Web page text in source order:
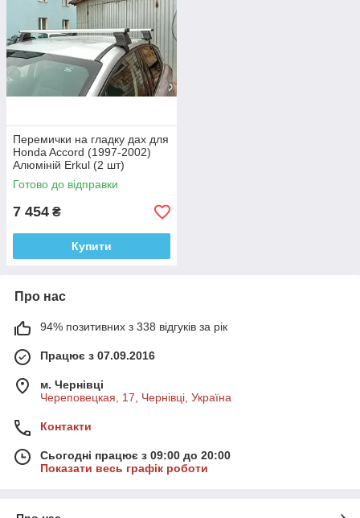
Перемички на гладку дах для
Honda Accord (1997-2002)
Алюміній Erkul (2 шт)
Готово до відправки
7 454 ₴
Купити
Про нас
94% позитивних з 338 відгуків за рік
Працює з 07.09.2016
м. Чернівці
Череповецкая, 17, Чернівці, Україна
Контакти
Сьогодні працює з 09:00 до 20:00
Показати весь графік роботи